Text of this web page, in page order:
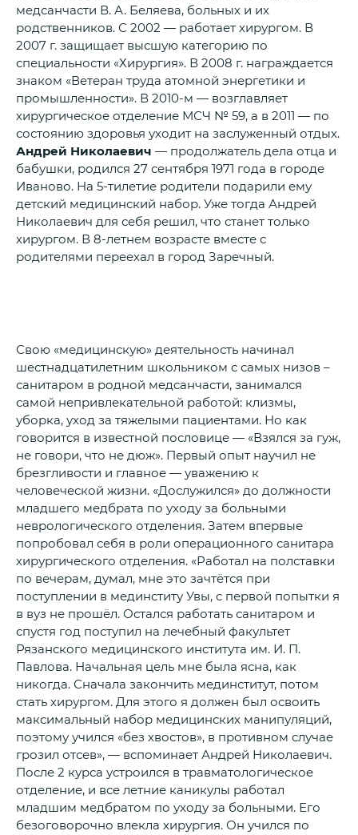
медсанчасти В. А. Беляева, больных и их
родственников. С 2002 — работает хирургом. В
2007 г. защищает высшую категорию по
специальности «Хирургия». В 2008 г. награждается
знаком «Ветеран труда атомной энергетики и
промышленности». В 2010-м — возглавляет
хирургическое отделение МСЧ № 59, а в 2011 — по
состоянию здоровья уходит на заслуженный отдых.
Андрей Николаевич — продолжатель дела отца и
бабушки, родился 27 сентября 1971 года в городе
Иваново. На 5-тилетие родители подарили ему
детский медицинский набор. Уже тогда Андрей
Николаевич для себя решил, что станет только
хирургом. В 8-летнем возрасте вместе с
родителями переехал в город Заречный.
Свою «медицинскую» деятельность начинал
шестнадцатилетним школьником с самых низов –
санитаром в родной медсанчасти, занимался
самой непривлекательной работой: клизмы,
уборка, уход за тяжелыми пациентами. Но как
говорится в известной пословице — «Взялся за гуж,
не говори, что не дюж». Первый опыт научил не
брезгливости и главное — уважению к
человеческой жизни. «Дослужился» до должности
младшего медбрата по уходу за больными
неврологического отделения. Затем впервые
попробовал себя в роли операционного санитара
хирургического отделения. «Работал на полставки
по вечерам, думал, мне это зачтётся при
поступлении в мединститу Увы, с первой попытки я
в вуз не прошёл. Остался работать санитаром и
спустя год поступил на лечебный факультет
Рязанского медицинского института им. И. П.
Павлова. Начальная цель мне была ясна, как
никогда. Сначала закончить мединститут, потом
стать хирургом. Для этого я должен был освоить
максимальный набор медицинских манипуляций,
поэтому учился «без хвостов», в противном случае
грозил отсев», — вспоминает Андрей Николаевич.
После 2 курса устроился в травматологическое
отделение, и все летние каникулы работал
младшим медбратом по уходу за больными. Его
безоговорочно влекла хирургия. Он учился по